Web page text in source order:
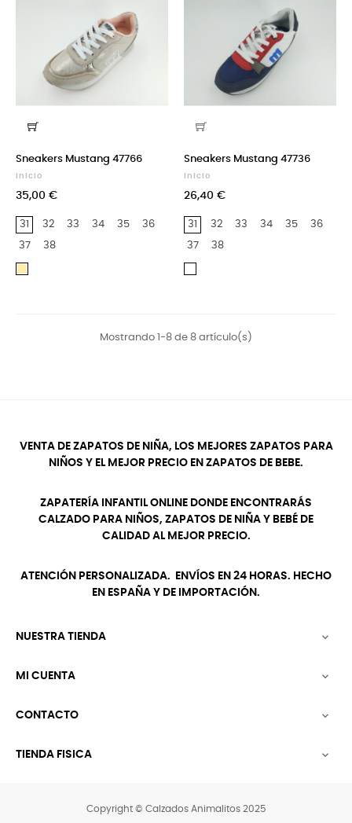
Sneakers Mustang 47766
Inicio
35,00 €
31 32 33 34 35 36
37 38
Sneakers Mustang 47736
Inicio
26,40 €
31 32 33 34 35 36
37 38
Mostrando 1-8 de 8 artículo(s)
VENTA DE ZAPATOS DE NIÑA, LOS MEJORES ZAPATOS PARA
NIÑOS Y EL MEJOR PRECIO EN ZAPATOS DE BEBE.
ZAPATERÍA INFANTIL ONLINE DONDE ENCONTRARÁS
CALZADO PARA NIÑOS, ZAPATOS DE NIÑA Y BEBÉ DE
CALIDAD AL MEJOR PRECIO.
ATENCIÓN PERSONALIZADA. ENVÍOS EN 24 HORAS. HECHO
EN ESPAÑA Y DE IMPORTACIÓN.
NUESTRA TIENDA 
MI CUENTA 
CONTACTO 
TIENDA FISICA 
Copyright © Calzados Animalitos 2025